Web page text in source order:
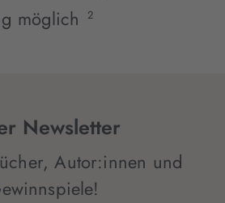
möglich 2
Newsletter
Autor:innen und